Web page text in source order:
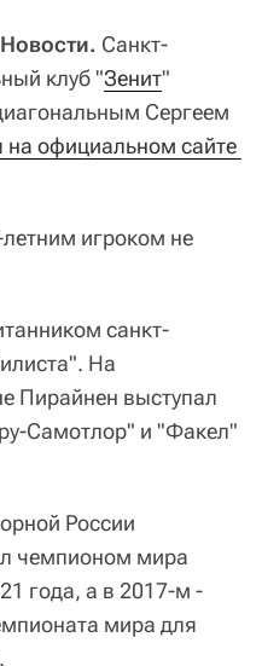
Санкт-
клуб "Зенит"
Сергеем
на официальном сайте
игроком не
санкт-
На
Пирайнен выступал
Самотлор" и "Факел"
России
чемпионом мира
года, а в 2017-м -
мира для